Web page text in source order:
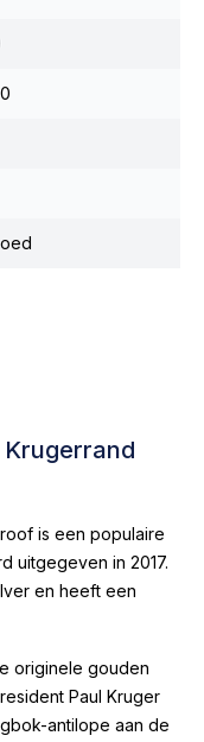
is een populaire
uitgegeven in 2017.
en heeft een
originele gouden
Paul Kruger
antilope aan de